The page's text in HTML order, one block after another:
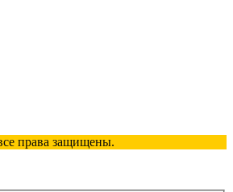
права защищены.